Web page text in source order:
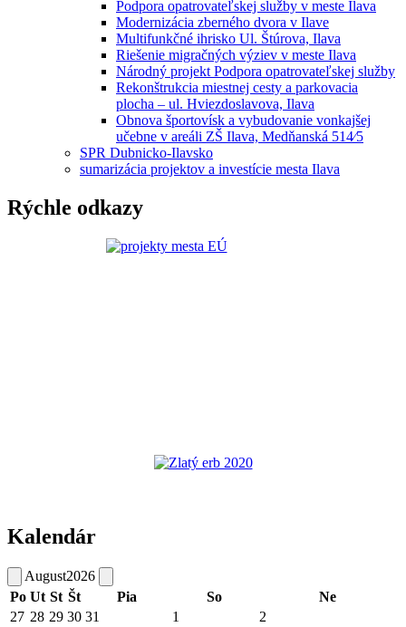
Podpora opatrovateľskej služby v meste Ilava
Modernizácia zberného dvora v Ilave
Multifunkčné ihrisko Ul. Štúrova, Ilava
Riešenie migračných výziev v meste Ilava
Národný projekt Podpora opatrovateľskej služby
Rekonštrukcia miestnej cesty a parkovacia
plocha – ul. Hviezdoslavova, Ilava
Obnova športovísk a vybudovanie vonkajšej
učebne v areáli ZŠ Ilava, Medňanská 514⁄5
SPR Dubnicko-Ilavsko
sumarizácia projektov a investície mesta Ilava
Rýchle odkazy
Kalendár
August2026
Po Ut St Št Pia So
Ne
27 28 29 30 31 1 2